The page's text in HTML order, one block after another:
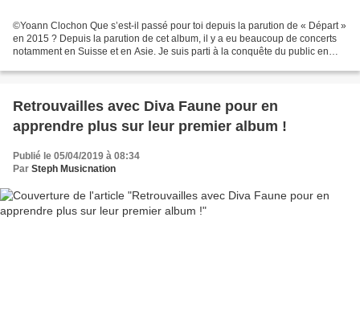
©Yoann Clochon Que s’est-il passé pour toi depuis la parution de « Départ »
en 2015 ? Depuis la parution de cet album, il y a eu beaucoup de concerts
notamment en Suisse et en Asie. Je suis parti à la conquête du public en
Retrouvailles avec Diva Faune pour en
apprendre plus sur leur premier album !
Publié le 05/04/2019 à 08:34
Par Steph Musicnation